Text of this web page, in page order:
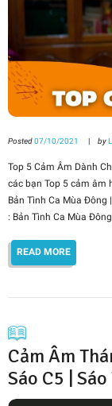
Posted07/10/2021 by
Top 5 Cảm Âm Dành
các bạn Top 5 cảm âm
Bản Tình Ca Mùa Đông
: Bản Tình Ca Mùa
READ MORE
Cảm Âm
Sáo C5 |